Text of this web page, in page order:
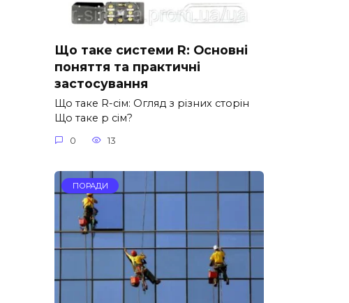
Що таке системи R: Основні
поняття та практичні
застосування
Що таке R-сім: Огляд з різних сторін
Що таке р сім?
0 13
ПОРАДИ